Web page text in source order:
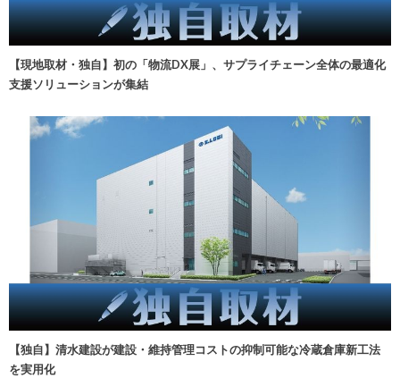
【現地取材・独自】初の「物流DX展」、サプライチェーン全体の最適化
支援ソリューションが集結
【独自】清水建設が建設・維持管理コストの抑制可能な冷蔵倉庫新工法
を実用化